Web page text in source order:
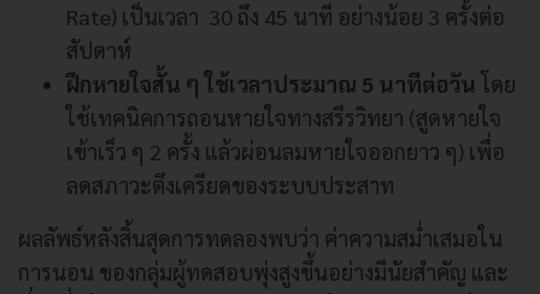
Rate) เป็นเวลา 30 ถึง 45 นาที อย่างน้อย 3 ครั้งต่อ
สัปดาห์
ฝึกหายใจสั้น ๆ ใช้เวลาประมาณ 5 นาทีต่อวัน โดย
ใช้เทคนิคการถอนหายใจทางสรีรวิทยา (สูดหายใจ
เข้าเร็ว ๆ 2 ครั้ง แล้วผ่อนลมหายใจออกยาว ๆ) เพื่อ
ลดสภาวะตึงเครียดของระบบประสาท
ผลลัพธ์หลังสิ้นสุดการทดลองพบว่า ค่าความสม่ำเสมอใน
การนอน ของกลุ่มผู้ทดสอบพุ่งสูงขึ้นอย่างมีนัยสำคัญ และ